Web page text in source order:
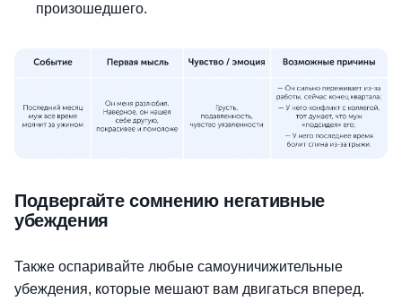
произошедшего.
Подвергайте сомнению негативные
убеждения
Также оспаривайте любые самоуничижительные
убеждения, которые мешают вам двигаться вперед.